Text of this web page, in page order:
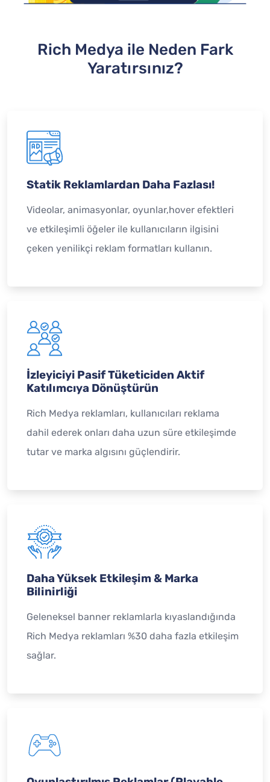
Rich Medya ile Neden Fark
Yaratırsınız?
Statik Reklamlardan Daha Fazlası!
Videolar, animasyonlar, oyunlar,hover efektleri
ve etkileşimli öğeler ile kullanıcıların ilgisini
çeken yenilikçi reklam formatları kullanın.
İzleyiciyi Pasif Tüketiciden Aktif
Katılımcıya Dönüştürün
Rich Medya reklamları, kullanıcıları reklama
dahil ederek onları daha uzun süre etkileşimde
tutar ve marka algısını güçlendirir.
Daha Yüksek Etkileşim & Marka
Bilinirliği
Geleneksel banner reklamlarla kıyaslandığında
Rich Medya reklamları %30 daha fazla etkileşim
sağlar.